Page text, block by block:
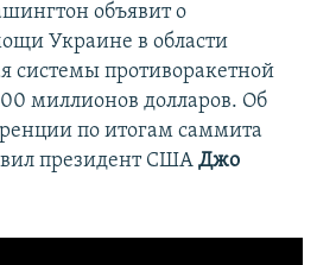
объявит о
Украине в области
системы противоракетной
миллионов долларов. Об
по итогам саммита
президент США Джо